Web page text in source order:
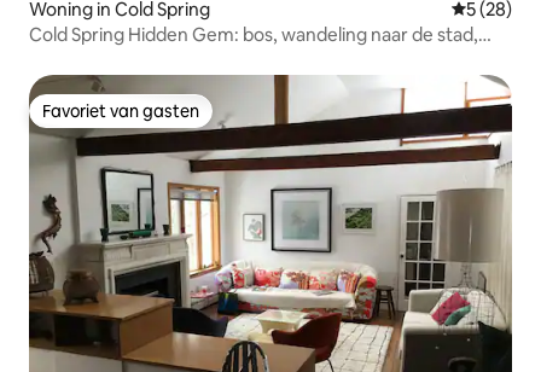
Woning in Cold Spring
5 (28)
Cold Spring Hidden Gem: bos, wandeling naar de stad,
Favoriet van gasten
Favoriet van gasten